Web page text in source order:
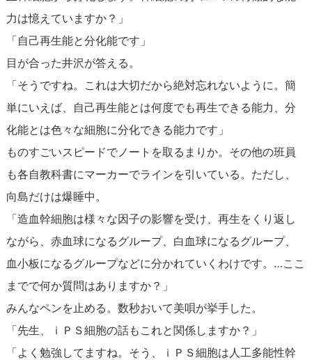
力は憶えていますか？」
「自己再生能と分化能です」
目が合った井沢が答える。
「そうですね。これは大切だから絶対忘れないように。簡
単にいえば、自己再生能とは何度でも再生できる能力、分
化能とは色々な細胞に分化できる能力です」
ものすごいスピードでノートを取るまりか。その他の班員
も各自教科書にマーカーでラインを引いている。ただし、
向島だけは爆睡中。
「造血幹細胞は様々な因子の影響を受け、再生をくり返し
ながら、赤血球になるグループ、白血球になるグループ、
血小板になるグループなどに分かれていくわけです。…ここ
までで何か質問はありますか？」
みんなペンを止める。数秒おいて美唄が挙手した。
「先生、ｉＰＳ細胞の話もこれと関係しますか？」
「よく勉強してますね。そう、ｉＰＳ細胞は人工多能性幹